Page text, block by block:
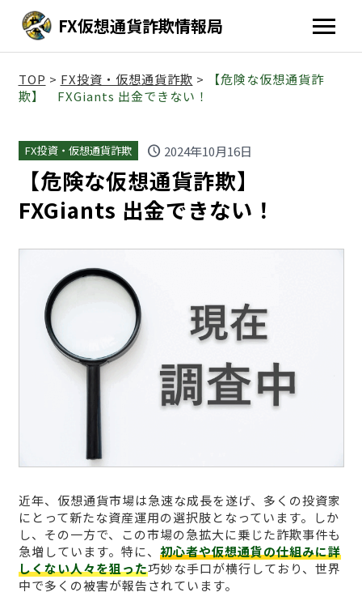
FX仮想通貨詐欺情報局
TOP > FX投資・仮想通貨詐欺 >
【危険な仮想通貨詐
欺】 FXGiants 出金できない！
FX投資・仮想通貨詐欺 schedule 2024年10月16日
【危険な仮想通貨詐欺】
FXGiants 出金できない！
近年、仮想通貨市場は急速な成長を遂げ、多くの投資家
にとって新たな資産運用の選択肢となっています。しか
し、その一方で、この市場の急拡大に乗じた詐欺事件も
急増しています。特に、 初心者や仮想通貨の仕組みに詳
しくない人々を狙った巧妙な手口が横行しており、世界
中で多くの被害が報告されています。